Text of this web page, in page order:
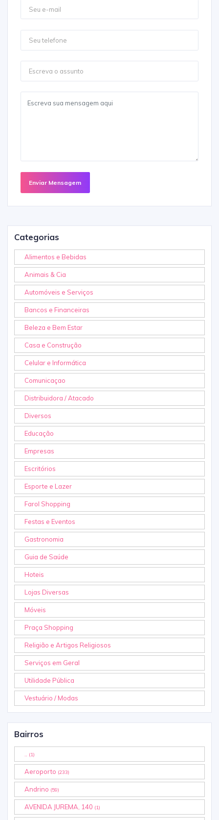
Enviar Mensagem
Categorias
Alimentos e Bebidas
Animais & Cia
Automóveis e Serviços
Bancos e Financeiras
Beleza e Bem Estar
Casa e Construção
Celular e Informática
Comunicaçao
Distribuidora / Atacado
Diversos
Educação
Empresas
Escritórios
Esporte e Lazer
Farol Shopping
Festas e Eventos
Gastronomia
Guia de Saúde
Hoteis
Lojas Diversas
Móveis
Praça Shopping
Religião e Artigos Religiosos
Serviços em Geral
Utilidade Pública
Vestuário / Modas
Bairros
(1)
Aeroporto (233)
Andrino (59)
AVENIDA JUREMA, 140 (1)